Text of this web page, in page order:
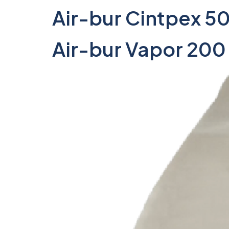
Air-bur Cintpex
Air-bur Vapor 200